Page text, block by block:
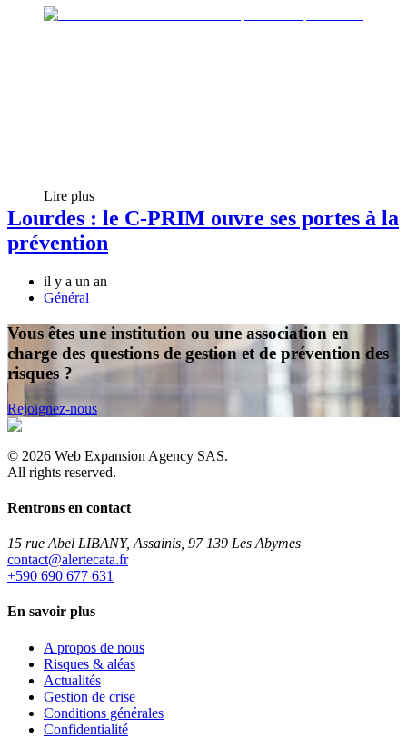
Lire plus
Lourdes : le C-PRIM ouvre ses portes à la
prévention
il y a un an
Général
Vous êtes une institution ou une association en
charge des questions de gestion et de prévention des
risques ?
Rejoignez-nous
© 2026 Web Expansion Agency SAS.
All rights reserved.
Rentrons en contact
15 rue Abel LIBANY, Assainis, 97 139 Les Abymes
rf.atacetrela@tcatnoc
+590 690 677 631
En savoir plus
A propos de nous
Risques & aléas
Actualités
Gestion de crise
Conditions générales
Confidentialité